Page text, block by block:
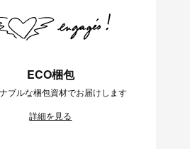
ECO梱包
ブルな梱包資材でお届けします
詳細を見る